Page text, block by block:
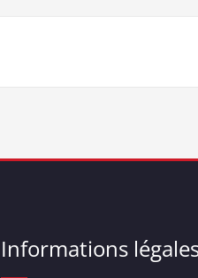
Informations